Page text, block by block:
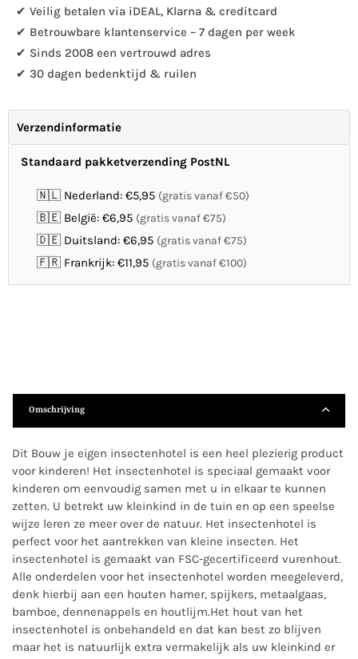
✔ Veilig betalen via iDEAL, Klarna & creditcard
✔ Betrouwbare klantenservice – 7 dagen per week
✔ Sinds 2008 een vertrouwd adres
✔ 30 dagen bedenktijd & ruilen
Verzendinformatie
Standaard pakketverzending PostNL
🇳🇱 Nederland: €5,95 (gratis vanaf €50)
🇧🇪 België: €6,95 (gratis vanaf €75)
🇩🇪 Duitsland: €6,95 (gratis vanaf €75)
🇫🇷 Frankrijk: €11,95 (gratis vanaf €100)
Omschrijving
Dit Bouw je eigen insectenhotel is een heel plezierig product
voor kinderen! Het insectenhotel is speciaal gemaakt voor
kinderen om eenvoudig samen met u in elkaar te kunnen
zetten. U betrekt uw kleinkind in de tuin en op een speelse
wijze leren ze meer over de natuur. Het insectenhotel is
perfect voor het aantrekken van kleine insecten. Het
insectenhotel is gemaakt van FSC-gecertificeerd vurenhout.
Alle onderdelen voor het insectenhotel worden meegeleverd,
denk hierbij aan een houten hamer, spijkers, metaalgaas,
bamboe, dennenappels en houtlijm.Het hout van het
insectenhotel is onbehandeld en dat kan best zo blijven
maar het is natuurlijk extra vermakelijk als uw kleinkind er